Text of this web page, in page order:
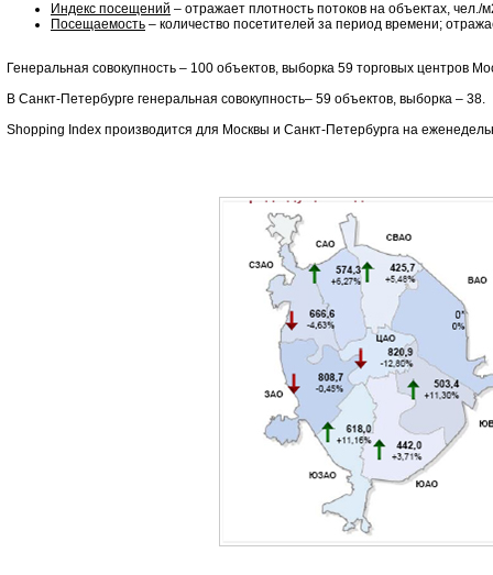
Индекс посещений – отражает плотность потоков на объектах, чел./
Посещаемость – количество посетителей за период времени;
Генеральная совокупность – 100 объектов, выборка 59 торговых центров
В Санкт-Петербурге генеральная совокупность– 59 объектов, выборка – 38.
Shopping Index производится для Москвы и Санкт-Петербурга на